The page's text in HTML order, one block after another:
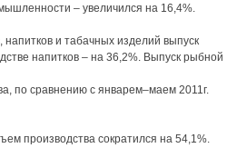
– увеличился на 16,4%.
и табачных изделий выпуск
напитков – на 36,2%. Выпуск рыбной
по сравнению с январем–маем 2011г.
производства сократился на 54,1%.